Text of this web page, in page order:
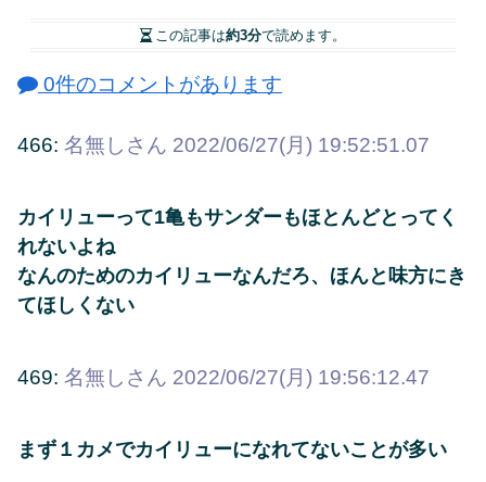
この記事は約3分で読めます。
0件のコメントがあります
466: 名無しさん 2022/06/27(月) 19:52:51.07
カイリューって1亀もサンダーもほとんどとってく
れないよね
なんのためのカイリューなんだろ、ほんと味方にき
てほしくない
469: 名無しさん 2022/06/27(月) 19:56:12.47
まず１カメでカイリューになれてないことが多い